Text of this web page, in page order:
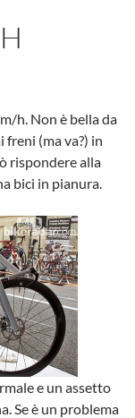
h. Non è bella da
freni (ma va?) in
rispondere alla
bici in pianura.
e un assetto
Se è un problema